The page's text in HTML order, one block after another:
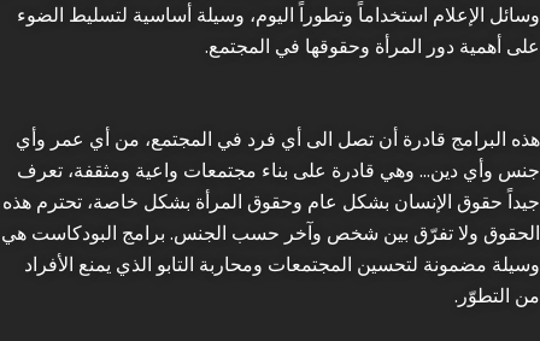
وسائل الإعلام استخداماً وتطوراً اليوم، وسيلة أساسية لتسليط الضوء
على أهمية دور المرأة وحقوقها في المجتمع.
هذه البرامج قادرة أن تصل الى أي فرد في المجتمع، من أي عمر وأي
جنس وأي دين… وهي قادرة على بناء مجتمعات واعية ومثقفة، تعرف
جيداً حقوق الإنسان بشكل عام وحقوق المرأة بشكل خاصة، تحترم هذه
الحقوق ولا تفرّق بين شخص وآخر حسب الجنس. برامج البودكاست هي
وسيلة مضمونة لتحسين المجتمعات ومحاربة التابو الذي يمنع الأفراد
من التطوّر.